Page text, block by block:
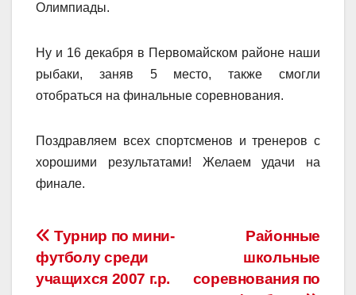
Олимпиады.
Ну и 16 декабря в Первомайском районе наши
рыбаки, заняв 5 место, также смогли
отобраться на финальные соревнования.
Поздравляем всех спортсменов и тренеров с
хорошими результатами! Желаем удачи на
финале.
Навигация
по
Районные
школьные
соревнования по
Турнир по мини-
футболу среди
учащихся 2007 г.р.